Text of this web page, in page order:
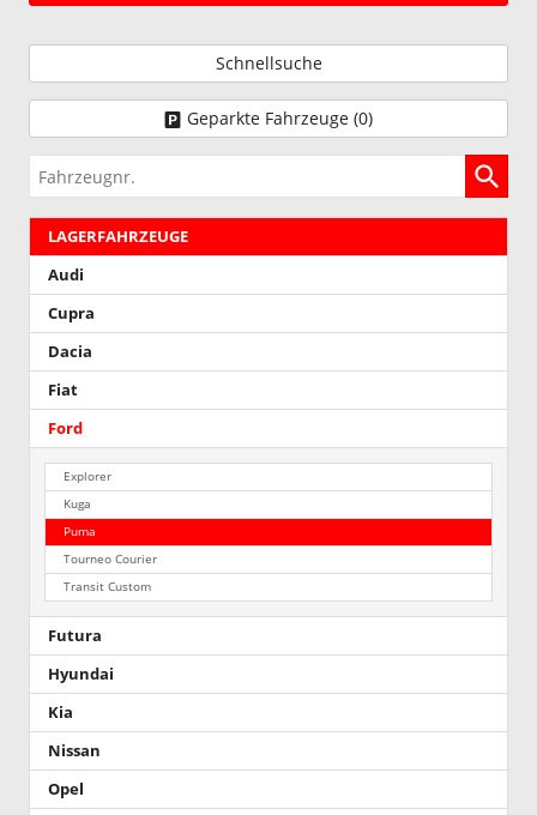
Schnellsuche
Geparkte Fahrzeuge (0)
Fahrzeugnr.
LAGERFAHRZEUGE
Audi
Cupra
Dacia
Fiat
Ford
Explorer
Kuga
Puma
Tourneo Courier
Transit Custom
Futura
Hyundai
Kia
Nissan
Opel